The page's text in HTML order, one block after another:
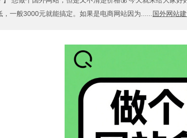
一般3000元就能搞定。如果是电商网站因为......
国外网站